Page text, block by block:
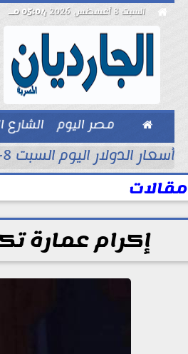
 السبت 8 أغسطس 2026 05:04 مـ
 مصر اليوم
بيزنس
أسعار الدولار اليوم السبت 8-8-2026..
مقالات
إكرام عمارة